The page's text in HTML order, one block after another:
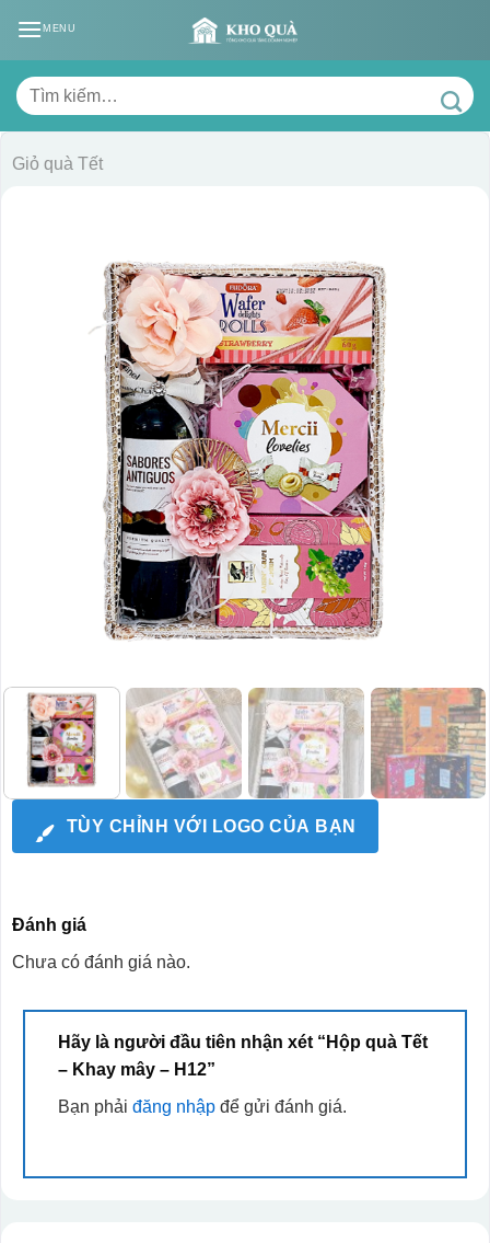
MENU
Tìm
kiếm:
Giỏ quà Tết
TÙY CHỈNH VỚI LOGO CỦA BẠN
Đánh giá
Chưa có đánh giá nào.
Hãy là người đầu tiên nhận xét “Hộp quà Tết
– Khay mây – H12”
Bạn phải đăng nhậpđể gửi đánh giá.